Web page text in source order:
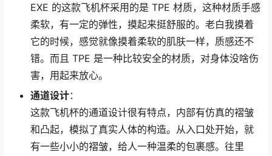
EXE 的这款飞机杯采用的是 TPE 材质，这种材质手感
柔软，有一定的弹性，摸起来挺舒服的。老白我摸着
它的时候，感觉就像摸着柔软的肌肤一样，质感还不
错。而且 TPE 是一种比较安全的材质，对身体没啥伤
害，用起来放心。
通道设计：
这款飞机杯的通道设计很有特点，内部有仿真的褶皱
和凸起，模拟了真实人体的构造。从入口处开始，就
有一些小小的褶皱，给人一种温柔的包裹感。往里